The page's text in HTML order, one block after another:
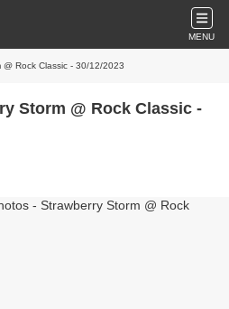
MENU
Rock Classic - 30/12/2023
Storm @ Rock Classic -